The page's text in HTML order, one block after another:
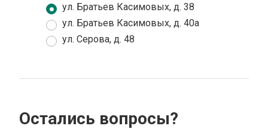
ул. Братьев Касимовых, д. 38
ул. Братьев Касимовых, д. 40а
ул. Серова, д. 48
Остались вопросы?